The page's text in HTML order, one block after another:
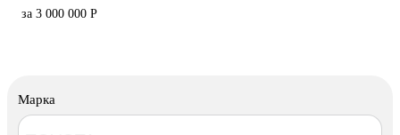
за 3 000 000 Р
Марка